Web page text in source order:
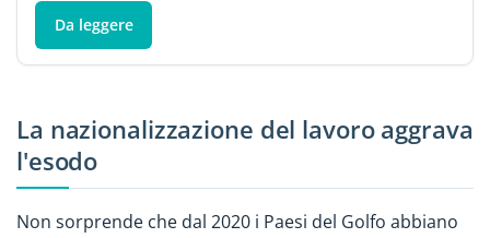
Da leggere
La nazionalizzazione del lavoro aggrava
l'esodo
Non sorprende che dal 2020 i Paesi del Golfo abbiano